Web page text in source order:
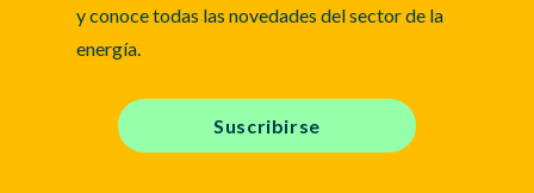
y conoce todas las novedades del sector de la
energía.
Suscribirse